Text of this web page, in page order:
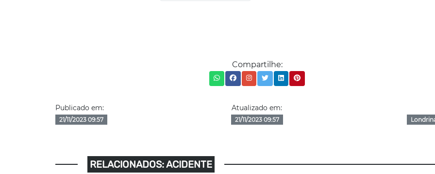
Compartilhe:
Publicado em:
21/11/2023 09:57
Atualizado em:
21/11/2023 09:57
RELACIONADOS: ACIDENTE